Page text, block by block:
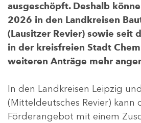
ausgeschöpft. Deshalb
2026 in den Landkreisen
(Lausitzer Revier) sowie seit
in der kreisfreien Stadt
weiteren Anträge mehr
In den Landkreisen Leipzig
(Mitteldeutsches Revier) kann
Förderangebot mit einem